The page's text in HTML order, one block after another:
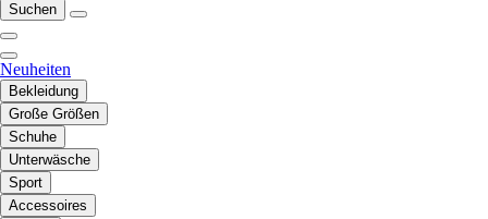
Suchen
Neuheiten
Bekleidung
Große Größen
Schuhe
Unterwäsche
Sport
Accessoires